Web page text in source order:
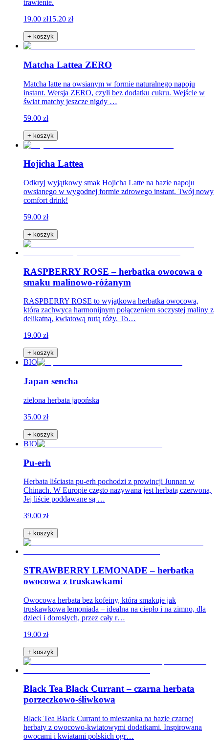
trawienie.
19.00 zł15.20 zł
+ koszyk
Matcha Lattea ZERO
Matcha latte na owsianym w formie naturalnego napoju
instant. Wersja ZERO, czyli bez dodatku cukru. Wejście w
świat matchy jeszcze nigdy …
59.00 zł
+ koszyk
Hojicha Lattea
Odkryj wyjątkowy smak Hojicha Latte na bazie napoju
owsianego w wygodnej formie zdrowego instant. Twój nowy
comfort drink!
59.00 zł
+ koszyk
RASPBERRY ROSE – herbatka owocowa o
smaku malinowo-różanym
RASPBERRY ROSE to wyjątkowa herbatka owocowa,
która zachwyca harmonijnym połączeniem soczystej maliny z
delikatną, kwiatową nutą róży. To…
19.00 zł
+ koszyk
BIO
Japan sencha
zielona herbata japońska
35.00 zł
+ koszyk
BIO
Pu-erh
Herbata liściasta pu-erh pochodzi z prowincji Junnan w
Chinach. W Europie często nazywana jest herbatą czerwoną.
Jej liście poddawane są …
39.00 zł
+ koszyk
STRAWBERRY LEMONADE – herbatka
owocowa z truskawkami
Owocowa herbata bez kofeiny, która smakuje jak
truskawkowa lemoniada – idealna na ciepło i na zimno, dla
dzieci i dorosłych, przez cały r…
19.00 zł
+ koszyk
Black Tea Black Currant – czarna herbata
porzeczkowo-śliwkowa
Black Tea Black Currant to mieszanka na bazie czarnej
herbaty z owocowo-kwiatowymi dodatkami. Inspirowana
owocami i kwiatami polskich ogr…